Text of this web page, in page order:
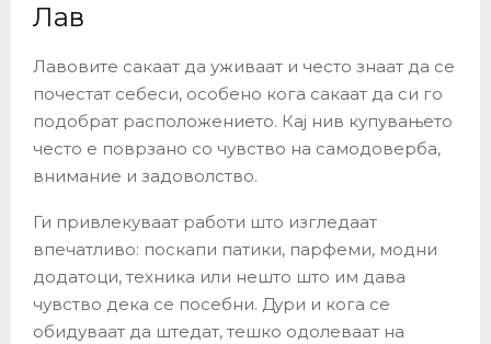
Лав
Лавовите сакаат да уживаат и често знаат да се
почестат себеси, особено кога сакаат да си го
подобрат расположението. Кај нив купувањето
често е поврзано со чувство на самодоверба,
внимание и задоволство.
Ги привлекуваат работи што изгледаат
впечатливо: поскапи патики, парфеми, модни
додатоци, техника или нешто што им дава
чувство дека се посебни. Дури и кога се
обидуваат да штедат, тешко одолеваат на